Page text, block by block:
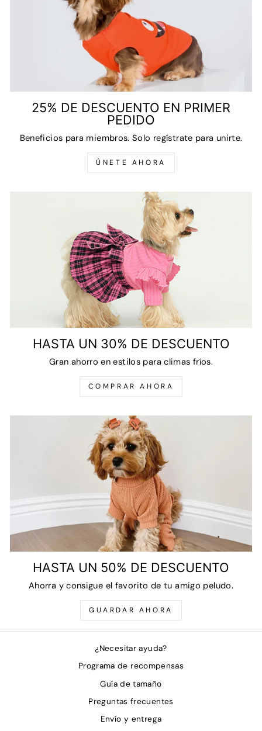
25% DE DESCUENTO EN PRIMER
PEDIDO
Beneficios para miembros. Solo regístrate para unirte.
ÚNETE AHORA
HASTA UN 30% DE DESCUENTO
Gran ahorro en estilos para climas fríos.
COMPRAR AHORA
HASTA UN 50% DE DESCUENTO
Ahorra y consigue el favorito de tu amigo peludo.
GUARDAR AHORA
¿Necesitar ayuda?
Programa de recompensas
Guía de tamaño
Preguntas frecuentes
Envío y entrega